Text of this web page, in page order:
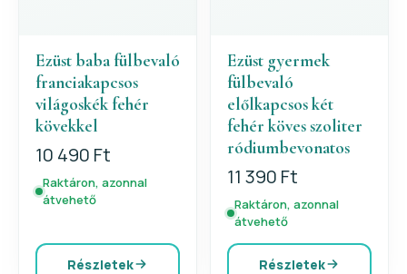
Ezüst baba fülbevaló
franciakapcsos
világoskék fehér
kövekkel
10 490 Ft
Raktáron, azonnal
átvehető
Részletek
Ezüst gyermek
fülbevaló
előlkapcsos két
fehér köves szoliter
ródiumbevonatos
11 390 Ft
Raktáron, azonnal
átvehető
Részletek